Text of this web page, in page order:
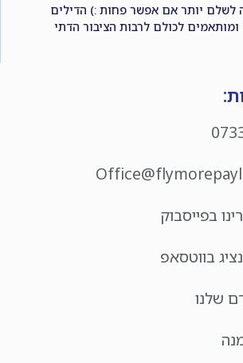
לשלם יותר אם אפשר פחות :) הדילים
ומותאמים לכולם לרבות הציבור הדתי
בפייסבוק
בווטסאפ
שלנו